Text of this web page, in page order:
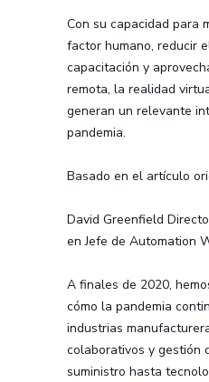
Con su capacidad para
factor humano, reducir
capacitación y
remota, la realidad
generan un relevante
pandemia.
Basado en el artículo
David Greenfield
en Jefe de Automation
A finales de 2020,
cómo la pandemia
industrias
colaborativos y gestión
suministro hasta